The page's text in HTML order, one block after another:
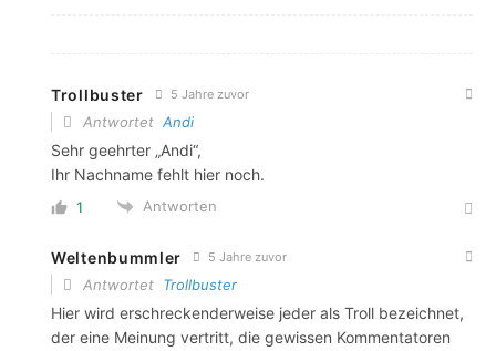
Trollbuster 5 Jahre zuvor
Antwortet Andi
Sehr geehrter „Andi“,
Ihr Nachname fehlt hier noch.
1 Antworten
Weltenbummler 5 Jahre zuvor
Antwortet Trollbuster
Hier wird erschreckenderweise jeder als Troll bezeichnet,
der eine Meinung vertritt, die gewissen Kommentatoren